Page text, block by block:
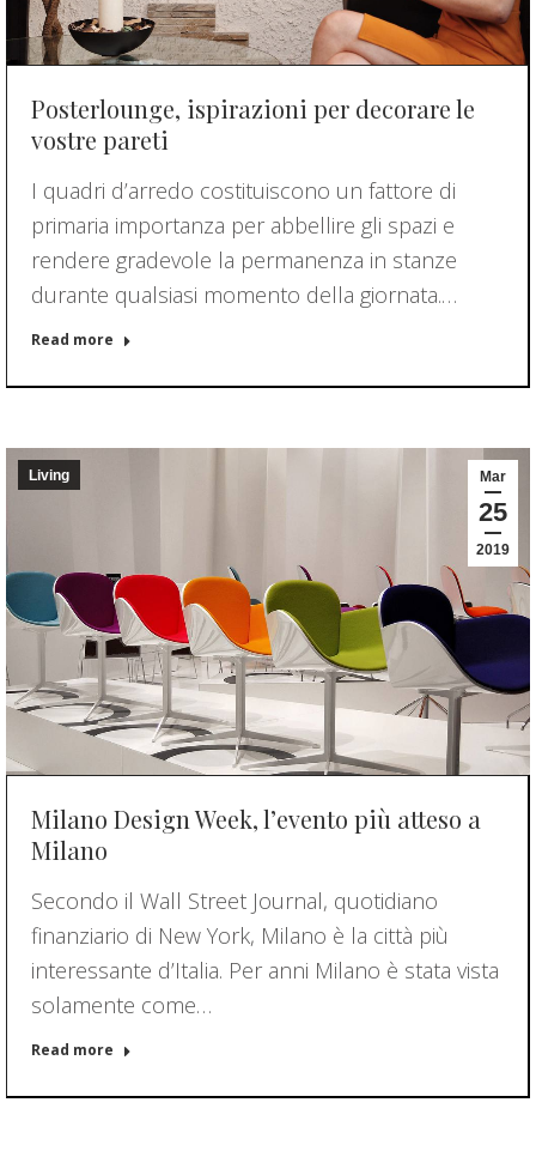
Posterlounge, ispirazioni per decorare le
vostre pareti
I quadri d’arredo costituiscono un fattore di
primaria importanza per abbellire gli spazi e
rendere gradevole la permanenza in stanze
durante qualsiasi momento della giornata.…
Read more
Mar
25
2019
Living
Milano Design Week, l’evento più atteso a
Milano
Secondo il Wall Street Journal, quotidiano
finanziario di New York, Milano è la città più
interessante d’Italia. Per anni Milano è stata vista
solamente come…
Read more